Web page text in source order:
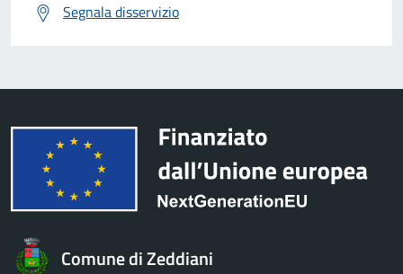
Segnala disservizio
Comune di Zeddiani